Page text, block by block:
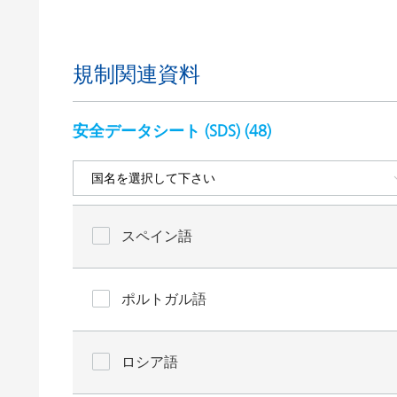
規制関連資料
安全データシート (SDS) (48)
スペイン語
ポルトガル語
ロシア語